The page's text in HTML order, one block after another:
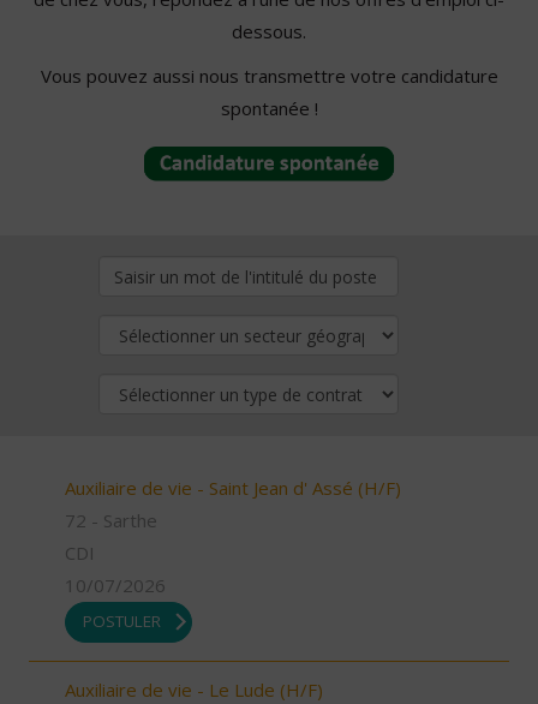
dessous.
Vous pouvez aussi nous transmettre votre candidature
spontanée !
Auxiliaire de vie - Saint Jean d' Assé (H/F)
72 - Sarthe
CDI
10/07/2026
POSTULER
Auxiliaire de vie - Le Lude (H/F)